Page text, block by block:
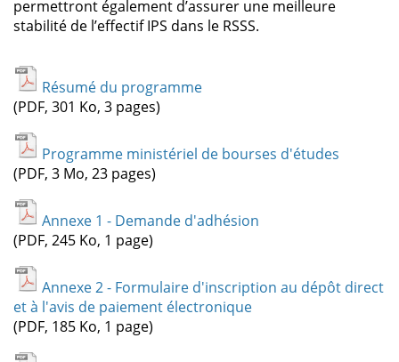
permettront également d’assurer une meilleure
stabilité de l’effectif IPS dans le RSSS.
Résumé du programme
(PDF, 301 Ko, 3 pages)
Programme ministériel de bourses d'études
(PDF, 3 Mo, 23 pages)
Annexe 1 - Demande d'adhésion
(PDF, 245 Ko, 1 page)
Annexe 2 - Formulaire d'inscription au dépôt direct
et à l'avis de paiement électronique
(PDF, 185 Ko, 1 page)